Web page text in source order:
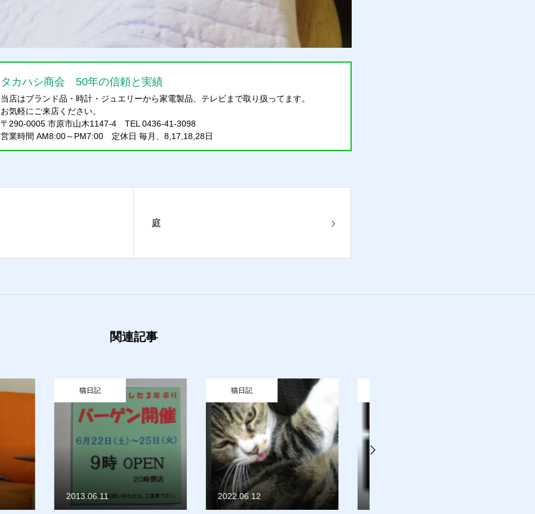
タカハシ商会 50年の信頼と実績
当店はブランド品・時計・ジュエリーから家電製品、テレビまで取り扱ってます。
お気軽にご来店ください。
〒290-0005 市原市山木1147-4 TEL 0436-41-3098
営業時間 AM8:00～PM7:00 定休日 毎月、8,17,18,28日
庭
関連記事
猫日記
2022.06.12
猫日記
2018.02.21